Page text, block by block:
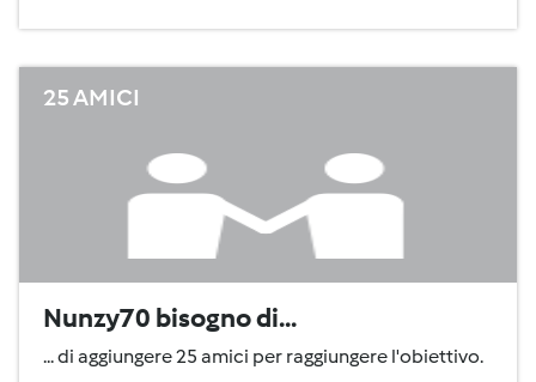
25 AMICI
Nunzy70 bisogno di...
... di aggiungere 25 amici per raggiungere l'obiettivo.